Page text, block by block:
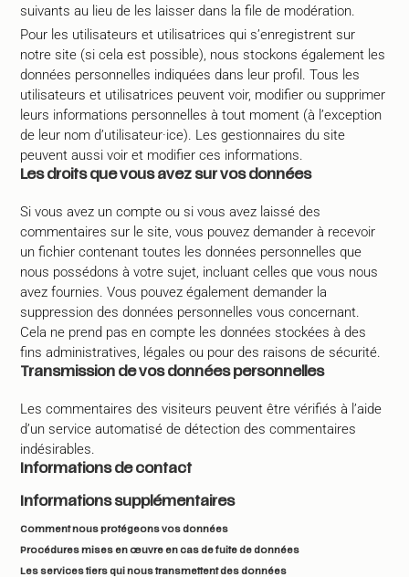
suivants au lieu de les laisser dans la file de modération.
Pour les utilisateurs et utilisatrices qui s’enregistrent sur
notre site (si cela est possible), nous stockons également les
données personnelles indiquées dans leur profil. Tous les
utilisateurs et utilisatrices peuvent voir, modifier ou supprimer
leurs informations personnelles à tout moment (à l’exception
de leur nom d’utilisateur·ice). Les gestionnaires du site
peuvent aussi voir et modifier ces informations.
Les droits que vous avez sur vos données
Si vous avez un compte ou si vous avez laissé des
commentaires sur le site, vous pouvez demander à recevoir
un fichier contenant toutes les données personnelles que
nous possédons à votre sujet, incluant celles que vous nous
avez fournies. Vous pouvez également demander la
suppression des données personnelles vous concernant.
Cela ne prend pas en compte les données stockées à des
fins administratives, légales ou pour des raisons de sécurité.
Transmission de vos données personnelles
Les commentaires des visiteurs peuvent être vérifiés à l’aide
d’un service automatisé de détection des commentaires
indésirables.
Informations de contact
Informations supplémentaires
Comment nous protégeons vos données
Procédures mises en œuvre en cas de fuite de données
Les services tiers qui nous transmettent des données